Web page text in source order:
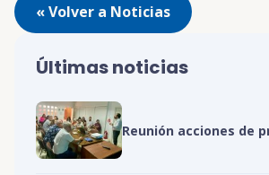
« Volver a Noticias
Últimas noticias
Reunión acciones de